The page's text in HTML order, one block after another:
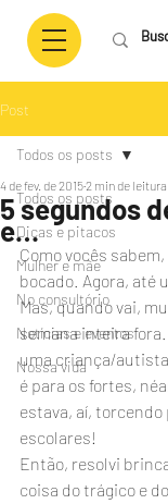
Post
Todos os posts
Dicas e pitacos
Mulher e mãe
No consultório
Notícias e eventos
Nossa vida
Todos os posts
5 segundos
e…
4 de fev. de 20152 min de leitura
Como vocês
bocado. Agora, até
Mas, quando vai,
semana inteira
uma criança/
é para os fortes,
estava, aí,
escolares!
Então, resolvi
coisa do trágico e